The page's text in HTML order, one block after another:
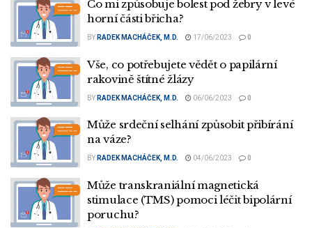
Co mi způsobuje bolest pod žebry v levé
horní části břicha?
BY RADEK MACHÁČEK, M.D. 17/06/2023 0
Vše, co potřebujete vědět o papilární
rakovině štítné žlázy
BY RADEK MACHÁČEK, M.D. 06/06/2023 0
Může srdeční selhání způsobit přibírání
na váze?
BY RADEK MACHÁČEK, M.D. 04/06/2023 0
Může transkraniální magnetická
stimulace (TMS) pomoci léčit bipolární
poruchu?